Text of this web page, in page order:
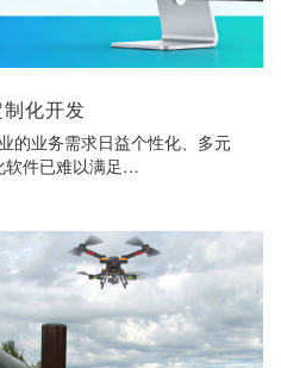
化开发
的业务需求日益个性化、多元
软件已难以满足…